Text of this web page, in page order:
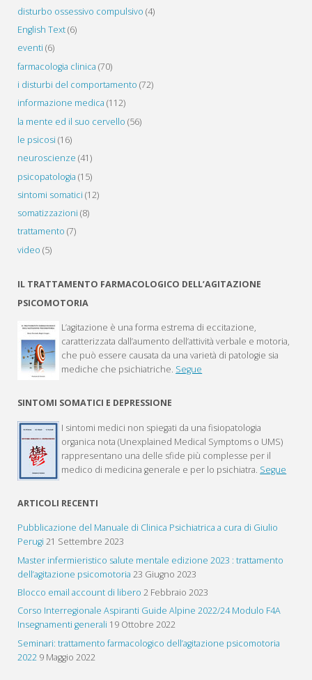
disturbo ossessivo compulsivo (4)
English Text(6)
eventi (6)
farmacologia clinica (70)
i disturbi del comportamento (72)
informazione medica (112)
la mente ed il suo cervello (56)
le psicosi (16)
neuroscienze (41)
psicopatologia (15)
sintomi somatici (12)
somatizzazioni (8)
trattamento (7)
video (5)
IL TRATTAMENTO FARMACOLOGICO DELL’AGITAZIONE
PSICOMOTORIA
L’agitazione è una forma estrema di eccitazione,
caratterizzata dall’aumento dell’attività verbale e motoria,
che può essere causata da una varietà di patologie sia
mediche che psichiatriche. Segue
SINTOMI SOMATICI E DEPRESSIONE
I sintomi medici non spiegati da una fisiopatologia
organica nota (Unexplained Medical Symptoms o UMS)
rappresentano una delle sfide più complesse per il
medico di medicina generale e per lo psichiatra. Segue
ARTICOLI RECENTI
Pubblicazione del Manuale di Clinica Psichiatrica a cura di Giulio
Perugi 21 Settembre 2023
Master infermieristico salute mentale edizione 2023 : trattamento
dell’agitazione psicomotoria 23 Giugno 2023
Blocco email account di libero 2 Febbraio 2023
Corso Interregionale Aspiranti Guide Alpine 2022/24 Modulo F4A
Insegnamenti generali 19 Ottobre 2022
Seminari: trattamento farmacologico dell’agitazione psicomotoria
2022 9 Maggio 2022